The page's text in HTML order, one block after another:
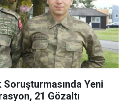
Soruşturmasında Yeni
21 Gözaltı